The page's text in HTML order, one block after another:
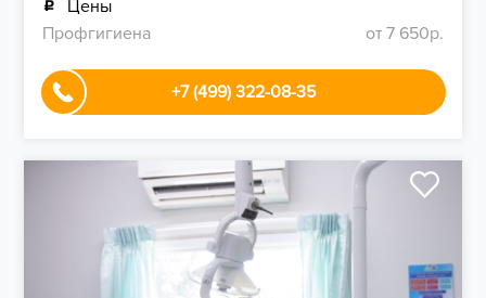
Цены
Профгигиена
от 7 650р.
+7 (499) 322-08-35